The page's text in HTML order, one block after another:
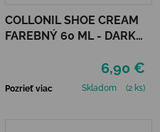
COLLONIL SHOE CREAM
FAREBNÝ 60 ML - DARK
6,90 €
Pozrieť viac Skladom (2 ks)